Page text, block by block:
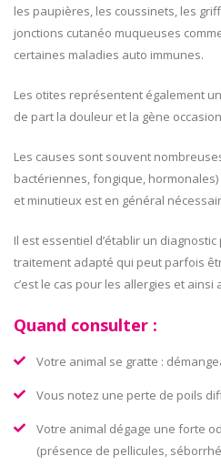
les paupières, les coussinets, les
jonctions cutanéo muqueuses
certaines maladies auto immunes.
Les otites représentent également
de part la douleur et la gène
Les causes sont souvent
bactériennes, fongique,
et minutieux est en général
Il est essentiel d’établir un
traitement adapté qui peut parfois
c’est le cas pour les allergies et ainsi
Quand consulter :
Votre animal se gratte :
Vous notez une perte de poils
Votre animal dégage une forte
(présence de pellicules,